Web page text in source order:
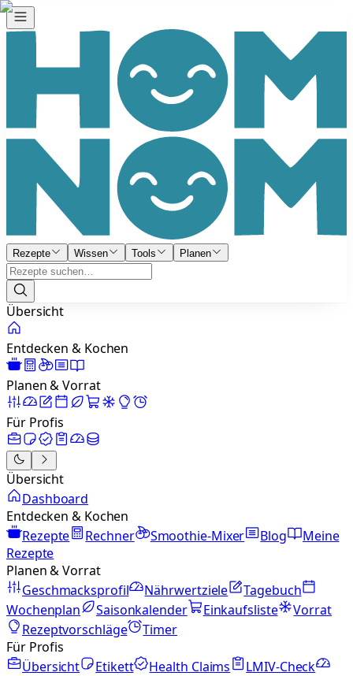
Rezepte Wissen Tools Planen
Übersicht
Entdecken & Kochen
Planen & Vorrat
Für Profis
Übersicht
Dashboard
Entdecken & Kochen
Rezepte
Rechner Smoothie-Mixer Blog
Meine
Rezepte
Planen & Vorrat
Geschmacksprofil
Nährwertziele
Tagebuch
Wochenplan
Saisonkalender Einkaufsliste
Vorrat
Rezeptvorschläge
Timer
Für Profis
Übersicht
Etikett Health Claims
LMIV-Check